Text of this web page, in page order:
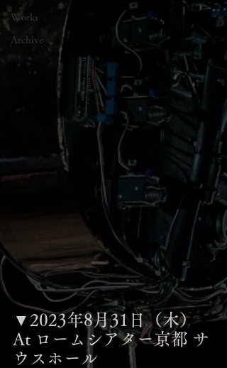
Works
Archive
▼2023年8月31日（木）
At ロームシアター京都 サ
ウスホール